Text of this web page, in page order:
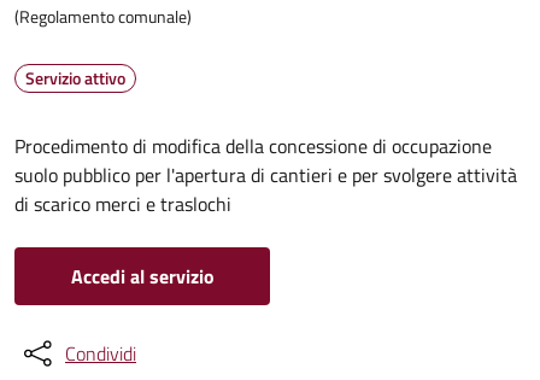
(Regolamento comunale)
Servizio attivo
Procedimento di modifica della concessione di occupazione
suolo pubblico per l'apertura di cantieri e per svolgere attività
di scarico merci e traslochi
Accedi al servizio
Condividi